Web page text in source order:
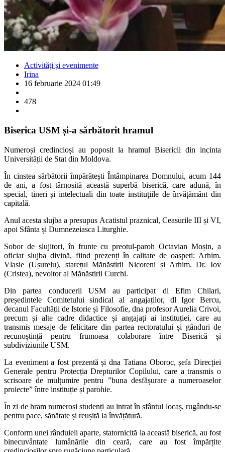
Activităţi şi evenimente
Irina
16 februarie 2024 01:49
478
Biserica USM și-a sărbătorit hramul
Numeroși credincioși au poposit la hramul Bisericii din incinta
Universității de Stat din Moldova.
În cinstea sărbătorii împărătești Întâmpinarea Domnului, acum 144
de ani, a fost târnosită această superbă biserică, care adună, în
special, tineri și intelectuali din toate instituțiile de învățământ din
capitală.
Anul acesta slujba a presupus Acatistul praznical, Ceasurile III și VI,
apoi Sfânta și Dumnezeiasca Liturghie.
Sobor de slujitori, în frunte cu preotul-paroh Octavian Moșin, a
oficiat slujba divină, fiind prezenți în calitate de oaspeți: Arhim.
Vlasie (Ușurelu), starețul Mănăstirii Nicoreni și Arhim. Dr. Iov
(Cristea), nevoitor al Mănăstirii Curchi.
Din partea conducerii USM au participat dl Efim Chilari,
președintele Comitetului sindical al angajaților, dl Igor Bercu,
decanul Facultății de Istorie și Filosofie, dna profesor Aurelia Crivoi,
precum și alte cadre didactice și angajați ai instituției, care au
transmis mesaje de felicitare din partea rectoratului și gânduri de
recunoștință pentru frumoasa colaborare între Biserică și
subdiviziunile USM.
La eveniment a fost prezentă și dna Tatiana Oboroc, șefa Direcției
Generale pentru Protecția Drepturilor Copilului, care a transmis o
scrisoare de mulțumire pentru ”buna desfășurare a numeroaselor
proiecte” între instituție și parohie.
În zi de hram numeroși studenți au intrat în sfântul locaș, rugându-se
pentru pace, sănătate și reușită la învățătură.
Conform unei rânduieli aparte, statornicită la această biserică, au fost
binecuvântate lumânările din ceară, care au fost împărțite